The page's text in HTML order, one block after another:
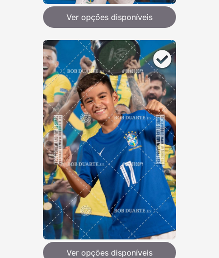
Ver opções disponíveis
Ver opções disponíveis